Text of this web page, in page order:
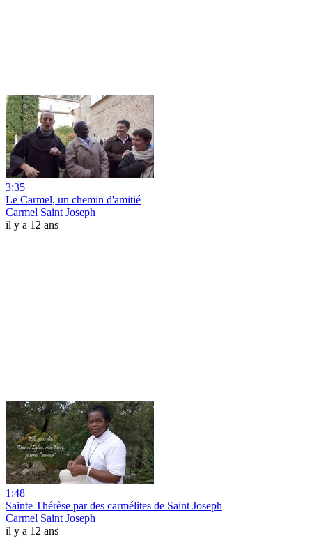
3:35
Le Carmel, un chemin d'amitié
Carmel Saint Joseph
il y a 12 ans
1:48
Sainte Thérèse par des carmélites de Saint Joseph
Carmel Saint Joseph
il y a 12 ans